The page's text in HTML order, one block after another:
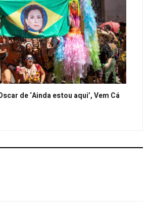
de ‘Ainda estou aqui’, Vem Cá